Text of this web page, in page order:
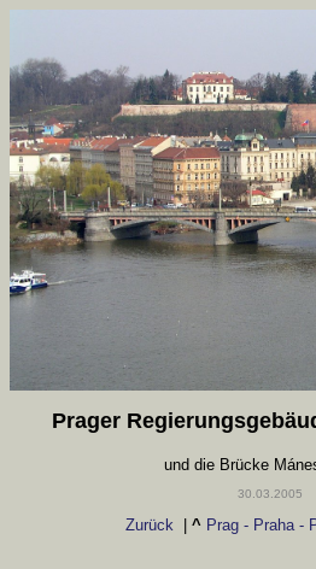
Prager
und die Brücke
30.03.2005
Zurück ^ Prag - Praha -